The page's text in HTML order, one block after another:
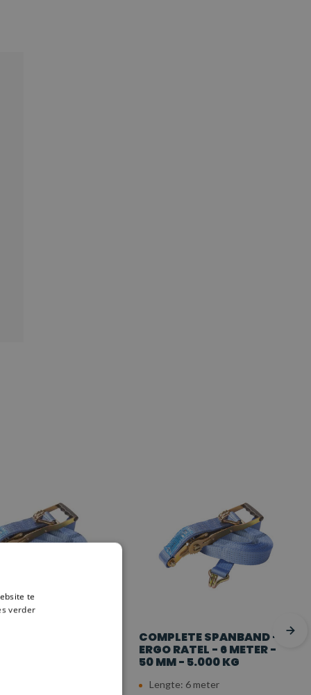
SPANBAND -
- 5 METER -
KG
COMPLETE SPANBAND -
ERGO RATEL - 6 METER -
50 MM - 5.000 KG
Lengte: 6 meter
te
verder